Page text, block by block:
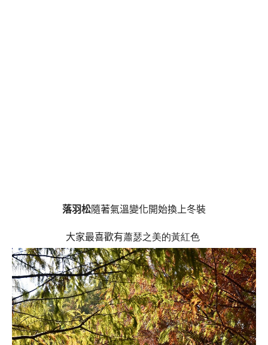
落羽松隨著氣溫變化開始換上冬裝
大家最喜歡有蕭瑟之美的黃紅色